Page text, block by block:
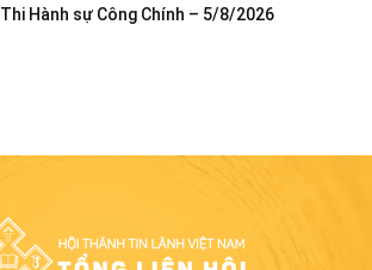
Thi Hành sự Công Chính – 5/8/2026